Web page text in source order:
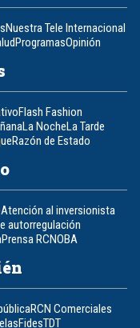
Nuestra Tele Internacional
ProgramasOpinión
Flash Fashion
La NocheLa Tarde
Razón de Estado
Atención al inversionista
autorregulación
Prensa RCNOBA
RCN Comerciales
FidesTDT